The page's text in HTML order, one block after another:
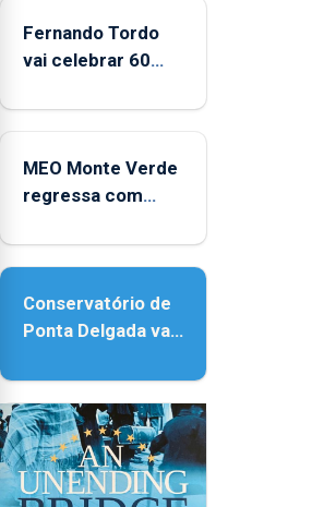
Fernando Tordo
vai celebrar 60
no Coliseu
MEO Monte Verde
regressa com
acessibilidade
Conservatório de
Ponta Delgada vai
instrumentos